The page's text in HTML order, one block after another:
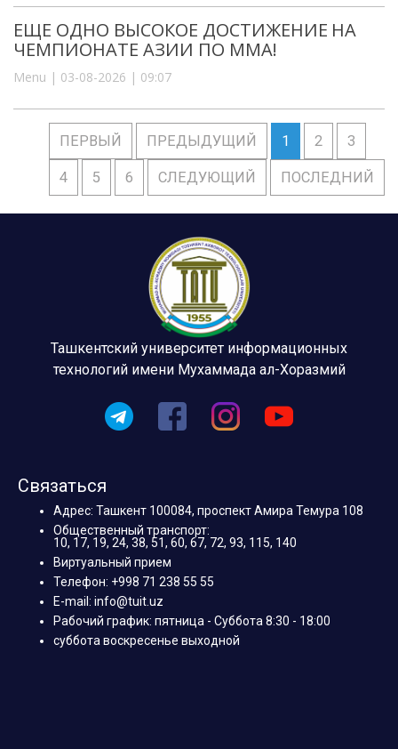
ЕЩЕ ОДНО ВЫСОКОЕ ДОСТИЖЕНИЕ НА
ЧЕМПИОНАТЕ АЗИИ ПО ММА!
Menu | 03-08-2026 | 09:07
ПЕРВЫЙ ПРЕДЫДУЩИЙ 1 2 3
4 5 6 СЛЕДУЮЩИЙ ПОСЛЕДНИЙ
Ташкентский университет информационных
технологий имени Мухаммада ал-Хоразмий
Связаться
Адрес: Ташкент 100084, проспект Амира Темура 108
Общественный транспорт:
10, 17, 19, 24, 38, 51, 60, 67, 72, 93, 115, 140
Виртуальный прием
Телефон: +998 71 238 55 55
E-mail: info@tuit.uz
Рабочий график: пятница - Суббота 8:30 - 18:00
суббота воскресенье выходной